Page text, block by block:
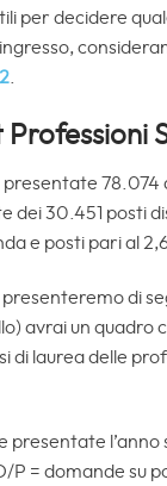
per decidere
.
Professioni
presentate 78.074
dei 30.451 posti
e posti pari al
di
avrai un quadro
di laurea delle
presentate l’anno
P = domande su